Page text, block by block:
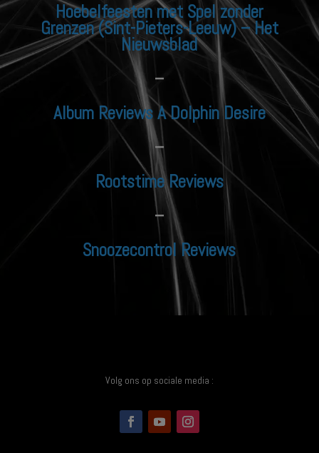
Hoebelfeesten met Spel zonder
Grenzen (Sint-Pieters-Leeuw) – Het
Nieuwsblad
–
Album Reviews A Dolphin Desire
–
Rootstime Reviews
–
Snoozecontrol Reviews
Volg ons op sociale media :